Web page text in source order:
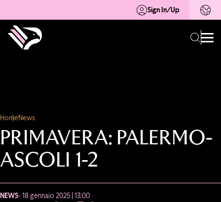
Sign In/Up
HomeNews
PRIMAVERA: PALERMO-
ASCOLI 1-2
NEWS- 18 gennaio 2025 | 13:00